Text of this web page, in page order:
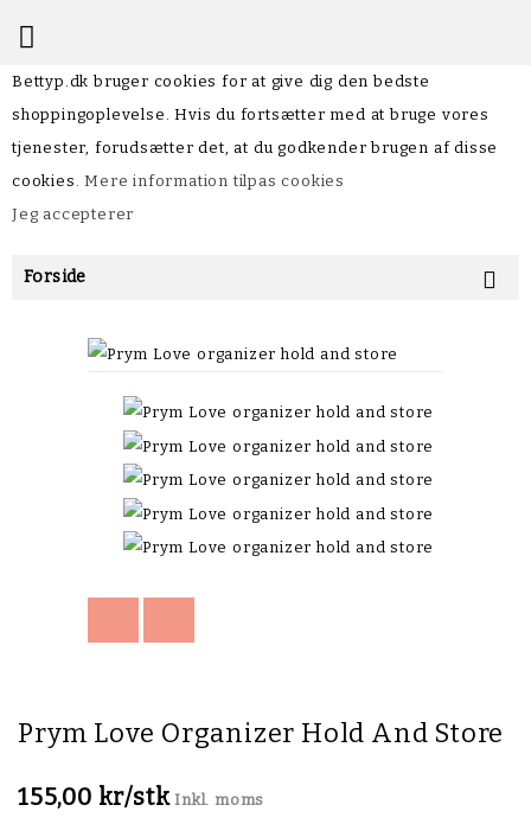

Bettyp.dk bruger cookies for at give dig den bedste
shoppingoplevelse. Hvis du fortsætter med at bruge vores
tjenester, forudsætter det, at du godkender brugen af disse
cookies.Mere informationtilpas cookies
Jeg accepterer
Forside 
Prym Love Organizer Hold And Store
155,00 kr/stk Inkl. moms